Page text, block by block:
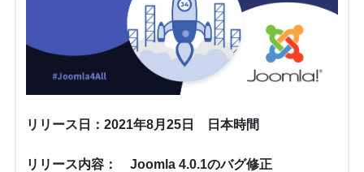
リリース日：2021年8月25日 日本時間
リリース内容： Joomla 4.0.1のバグ修正